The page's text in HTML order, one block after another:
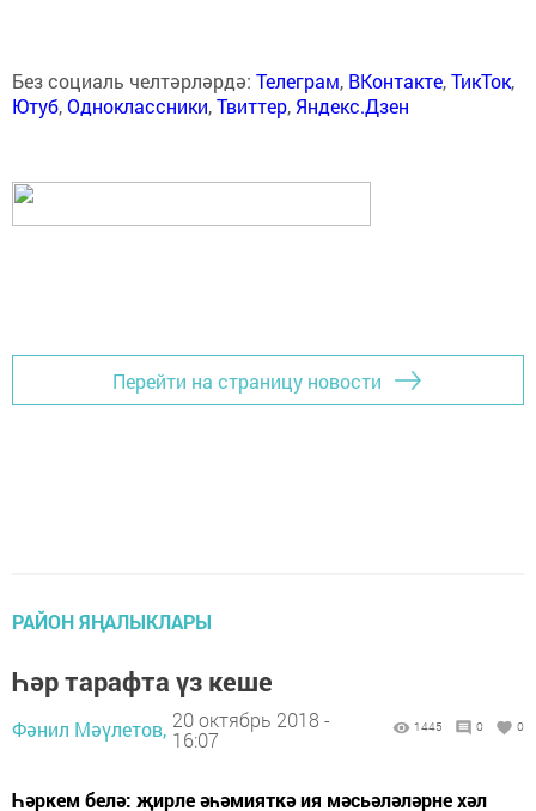
Без социаль челтәрләрдә: Телеграм, ВКонтакте,ТикТок,
Ютуб,Одноклассники,Твиттер, Яндекс.Дзен
Перейти на страницу новости
РАЙОН ЯҢАЛЫКЛАРЫ
Һәр тарафта үз кеше
Фәнил Мәүлетов, 20 октябрь 2018 -
16:07
1445 0 0
Һәркем белә: җирле әһәмият­кә ия мәсьәләләрне хәл